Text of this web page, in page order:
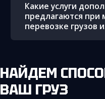
Какие услуги
предлагаются при
перевозке грузов
НАЙДЕМ СПОСОБ ДОСТАВИТЬ
ВАШ ГРУЗ